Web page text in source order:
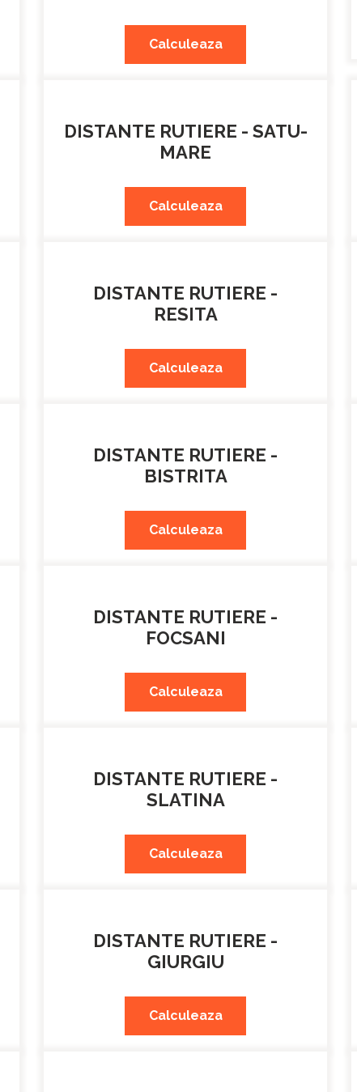
Calculeaza
DISTANTE RUTIERE - SATU-
MARE
Calculeaza
DISTANTE RUTIERE -
RESITA
Calculeaza
DISTANTE RUTIERE -
BISTRITA
Calculeaza
DISTANTE RUTIERE -
FOCSANI
Calculeaza
DISTANTE RUTIERE -
SLATINA
Calculeaza
DISTANTE RUTIERE -
GIURGIU
Calculeaza